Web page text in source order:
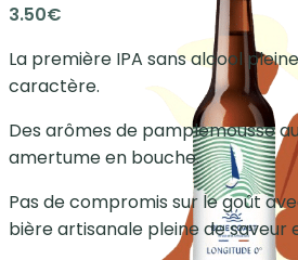
3.50€
La première IPA sans alcool
caractère.
Des arômes de pamplemousse
amertume en bouche.
Pas de compromis sur le goût
bière artisanale pleine de saveur